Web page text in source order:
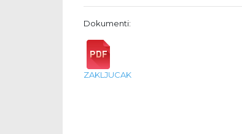
Dokumenti:
ZAKLJUCAK